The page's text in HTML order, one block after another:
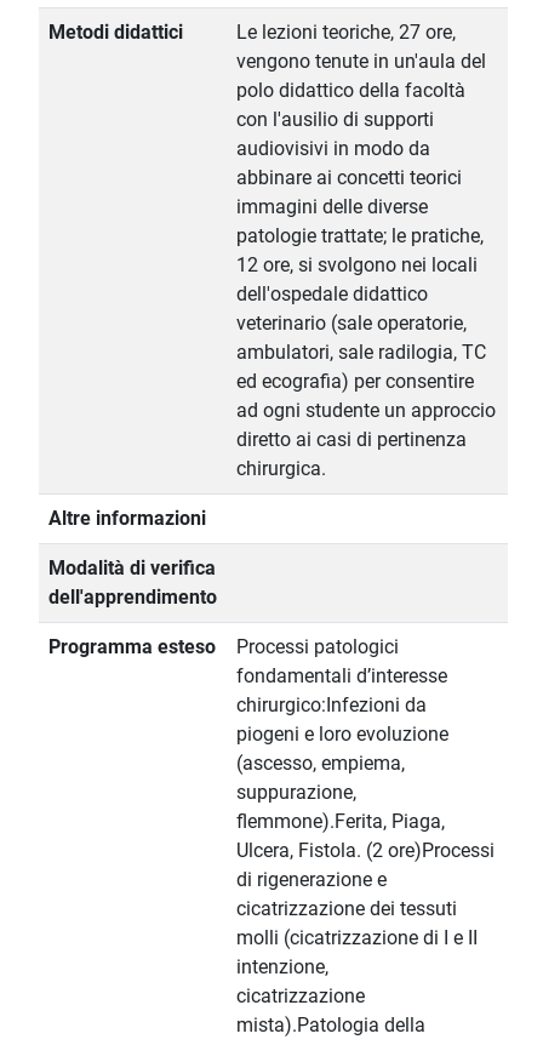
Metodi didattici
Le lezioni teoriche, 27 ore,
vengono tenute in un'aula del
polo didattico della facoltà
con l'ausilio di supporti
audiovisivi in modo da
abbinare ai concetti teorici
immagini delle diverse
patologie trattate; le pratiche,
12 ore, si svolgono nei locali
dell'ospedale didattico
veterinario (sale operatorie,
ambulatori, sale radilogia, TC
ed ecografia) per consentire
ad ogni studente un approccio
diretto ai casi di pertinenza
chirurgica.
Altre informazioni
Modalità di verifica
dell'apprendimento
Programma esteso
Processi patologici
fondamentali d’interesse
chirurgico:Infezioni da
piogeni e loro evoluzione
(ascesso, empiema,
suppurazione,
flemmone).Ferita, Piaga,
Ulcera, Fistola. (2 ore)Processi
di rigenerazione e
cicatrizzazione dei tessuti
molli (cicatrizzazione di I e II
intenzione,
cicatrizzazione
mista).Patologia della